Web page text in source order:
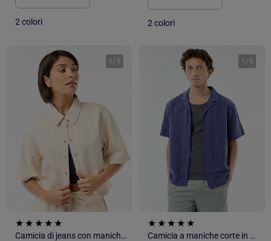
2 colori 2 colori
1 / 5
Camicia di jeans con maniche a 3/4
1 / 5
Camicia a maniche corte in maglia fantasia